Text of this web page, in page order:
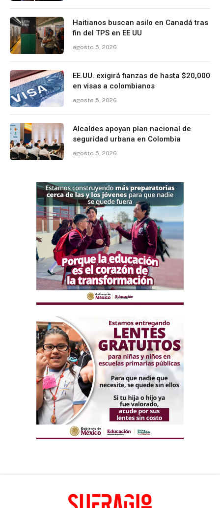
Haitianos buscan asilo en Canadá tras
fin del TPS en EE UU
agosto 5, 2026
EE.UU. exigirá fianzas de hasta $20,000
en visas a colombianos
agosto 5, 2026
Alcaldes apoyan plan nacional de
seguridad urbana en Colombia
agosto 5, 2026